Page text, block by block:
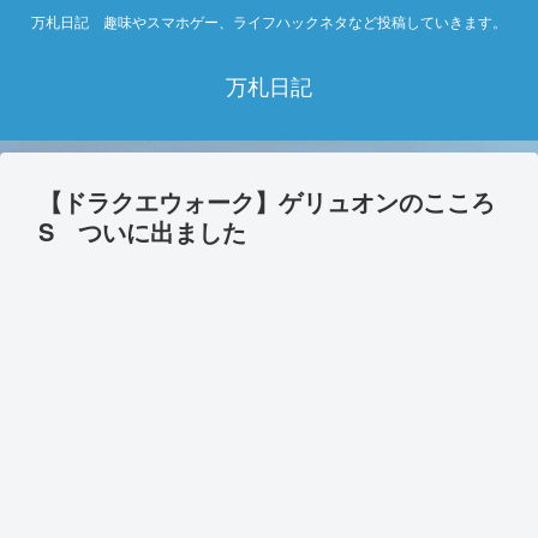
万札日記 趣味やスマホゲー、ライフハックネタなど投稿していきます。
万札日記
【ドラクエウォーク】ゲリュオンのこころ
S ついに出ました